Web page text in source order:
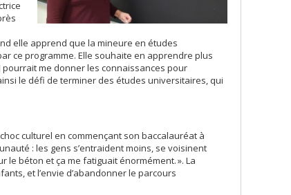
elle apprend que la mineure en études
ce programme. Elle souhaite en apprendre plus
pourrait me donner les connaissances pour
le défi de terminer des études universitaires, qui
culturel en commençant son baccalauréat à
: les gens s’entraident moins, se voisinent
le béton et ça me fatiguait énormément. ». La
et l’envie d’abandonner le parcours